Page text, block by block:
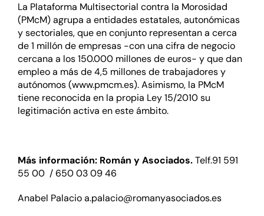
La Plataforma Multisectorial contra la Morosidad
(PMcM) agrupa a entidades estatales, autonómicas
y sectoriales, que en conjunto representan a cerca
de 1 millón de empresas -con una cifra de negocio
cercana a los 150.000 millones de euros- y que dan
empleo a más de 4,5 millones de trabajadores y
autónomos (www.pmcm.es). Asimismo, la PMcM
tiene reconocida en la propia Ley 15/2010 su
legitimación activa en este ámbito.
Más información: Román y Asociados.Telf.91 591
55 00 / 650 03 09 46
Anabel Palacioa.palacio@romanyasociados.es